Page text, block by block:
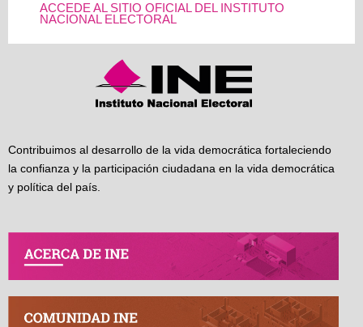
ACCEDE AL SITIO OFICIAL DEL INSTITUTO
NACIONAL ELECTORAL
Contribuimos al desarrollo de la vida democrática fortaleciendo
la confianza y la participación ciudadana en la vida democrática
y política del país.